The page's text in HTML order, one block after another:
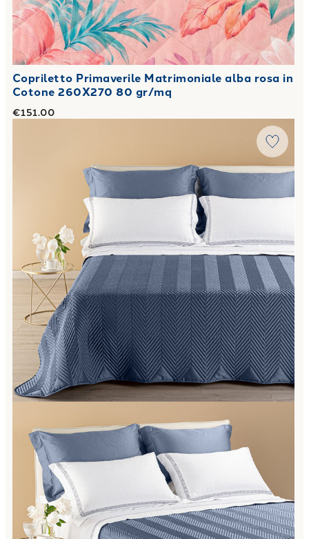
Copriletto Primaverile Matrimoniale alba rosa in
Cotone 260X270 80 gr/mq
€151.00
Copriletto Primaverile Matrimoniale continental